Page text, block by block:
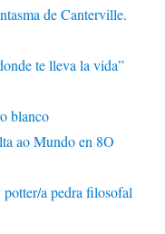
de Canterville.
te lleva la vida”
blanco
ao Mundo en 8O
potter/a pedra filosofal